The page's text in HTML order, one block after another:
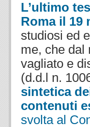
L’ultimo
Roma il 19
studiosi ed
me, che dal
vagliato e
(d.d.l n.
sintetica
contenuti
svolta al